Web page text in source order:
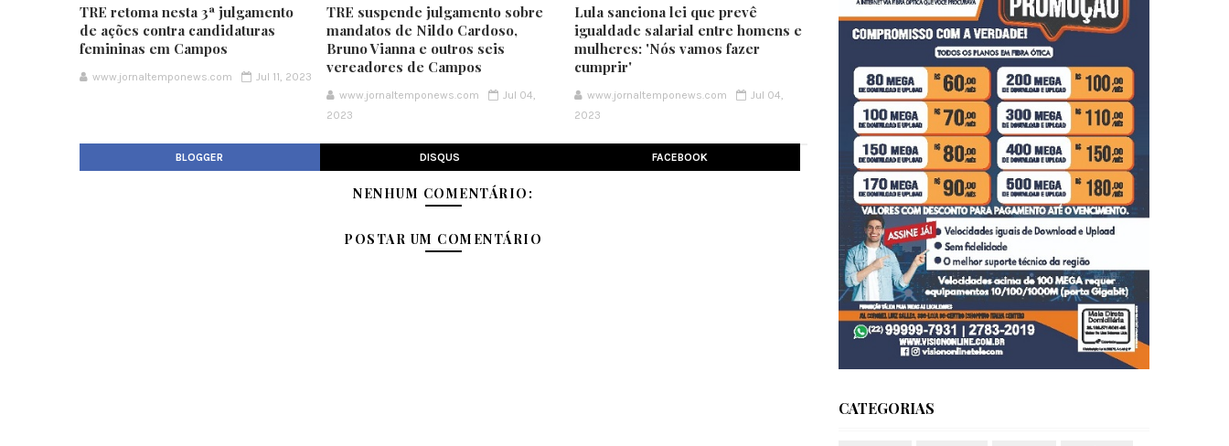
TRE retoma nesta 3ª julgamento
de ações contra candidaturas
femininas em Campos
www.jornaltemponews.com Jul 11, 2023
TRE suspende julgamento sobre
mandatos de Nildo Cardoso,
Bruno Vianna e outros seis
vereadores de Campos
www.jornaltemponews.com
Jul 04,
2023
Lula sanciona lei que prevê
igualdade salarial entre homens e
mulheres: 'Nós vamos fazer
cumprir'
www.jornaltemponews.com
Jul 04,
2023
BLOGGER DISQUS FACEBOOK
NENHUM COMENTÁRIO:
POSTAR UM COMENTÁRIO
CATEGORIAS